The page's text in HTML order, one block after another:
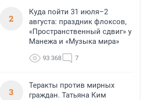
2
Куда пойти 31 июля–2
августа: праздник флоксов,
«Пространственный сдвиг» у
Манежа и «Музыка мира»
93 368 7
3
Теракты против мирных
граждан. Татьяна Ким